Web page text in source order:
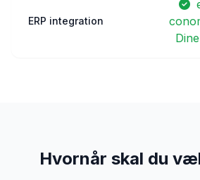
ERP integration
Hvornår skal du